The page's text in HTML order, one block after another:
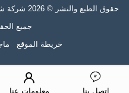
حقوق
جميع
خريطة الموقع
معلومات عنا اتصل بنا